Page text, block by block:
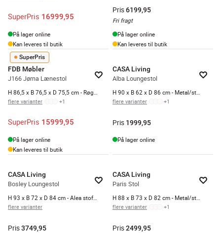
SuperPris 16999,95
På lager online
Kan leveres til butik
Pris6199,95
Fri fragt
På lager online
Kan leveres til butik
SuperPris
FDB Møbler
J166 Jørna Lænestol
flere varianter +1
SuperPris 15999,95
På lager online
Kan leveres til butik
CASA Living
Alba Loungestol
flere varianter +1
Pris 1999,95
På lager online
CASA Living
Bosley Loungestol
flere varianter
Pris3749,95
CASA Living
Paris Stol
flere varianter +1
Pris2499,95